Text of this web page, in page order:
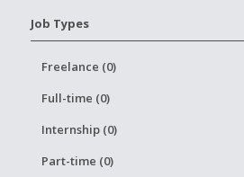
Job Types
Freelance (0)
Full-time (0)
Internship (0)
Part-time (0)